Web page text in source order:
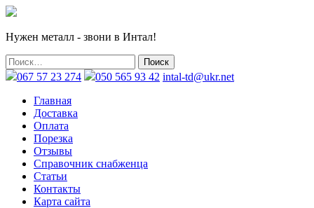
Нужен металл - звони в Интал!
067 57 23 274 050 565 93 42 intal-td@ukr.net
Главная
Доставка
Оплата
Порезка
Отзывы
Справочник снабженца
Статьи
Контакты
Карта сайта